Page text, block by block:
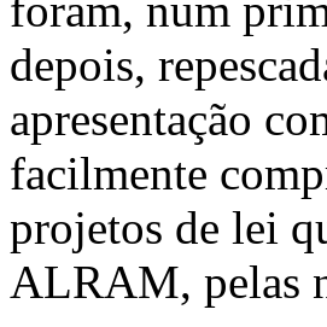
depois,
apresentação
facilmente
projetos de lei
ALRAM, pelas